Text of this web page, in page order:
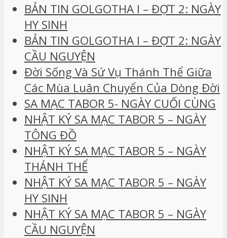
BẢN TIN GOLGOTHA I – ĐỢT 2: NGÀY
HY SINH
BẢN TIN GOLGOTHA I – ĐỢT 2: NGÀY
CẦU NGUYỆN
Đời Sống Và Sứ Vụ Thánh Thể Giữa
Các Mùa Luân Chuyển Của Dòng Đời
SA MẠC TABOR 5- NGÀY CUỐI CÙNG
NHẬT KÝ SA MẠC TABOR 5 – NGÀY
TÔNG ĐỒ
NHẬT KÝ SA MẠC TABOR 5 – NGÀY
THÁNH THỂ
NHẬT KÝ SA MẠC TABOR 5 – NGÀY
HY SINH
NHẬT KÝ SA MẠC TABOR 5 – NGÀY
CẦU NGUYỆN